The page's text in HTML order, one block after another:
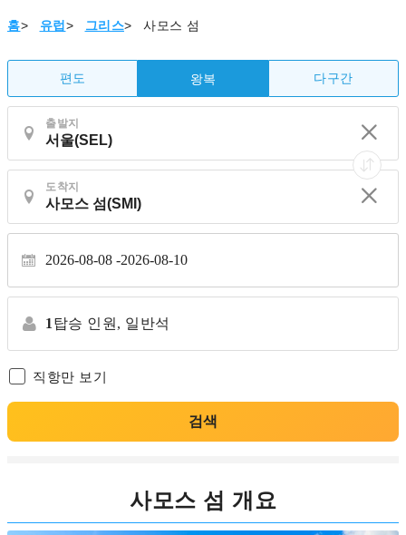
홈> 유럽 > 그리스> 사모스 섬
편도 왕복 다구간
출발지
도착지
2026-08-08 2026-08-10
1 탑승 인원, 일반석
직항만 보기
검색
사모스 섬 개요